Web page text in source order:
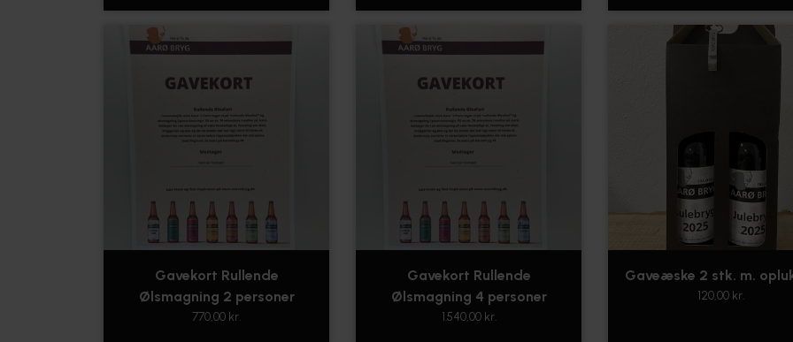
Gavekort Rullende
Ølsmagning 2 personer
770,00 kr.
Gavekort Rullende
Ølsmagning 4 personer
1.540,00 kr.
Gaveæske 2 stk. m.
120,00 kr.